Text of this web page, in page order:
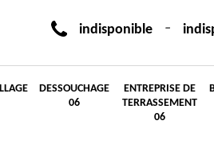
indisponible -
DESSOUCHAGE
06
ENTREPRISE DE
TERRASSEMENT
06